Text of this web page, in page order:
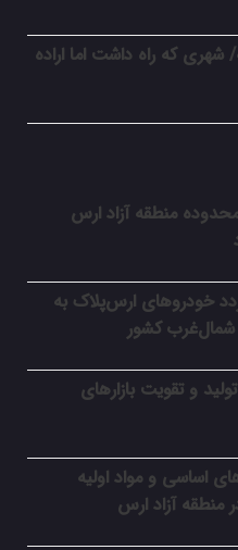
که راه داشت اما اراده
منطقه آزاد ارس
خودروهای ارس‌پلاک به
کشور
و تقویت بازارهای
اساسی و مواد اولیه
منطقه آزاد ارس